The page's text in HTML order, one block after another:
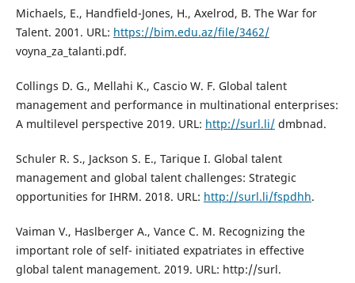
Michaels, E., Handfield-Jones, H., Axelrod, B. The War for
Talent. 2001. URL: https://bim.edu.az/file/3462/
voyna_za_talanti.pdf.
Collings D. G., Mellahi K., Cascio W. F. Global talent
management and performance in multinational enterprises:
A multilevel perspective 2019. URL: http://surl.li/dmbnad.
Schuler R. S., Jackson S. E., Tarique I. Global talent
management and global talent challenges: Strategic
opportunities for IHRM. 2018. URL: http://surl.li/fspdhh.
Vaiman V., Haslberger A., Vance C. M. Recognizing the
important role of self- initiated expatriates in effective
global talent management. 2019. URL: http://surl.